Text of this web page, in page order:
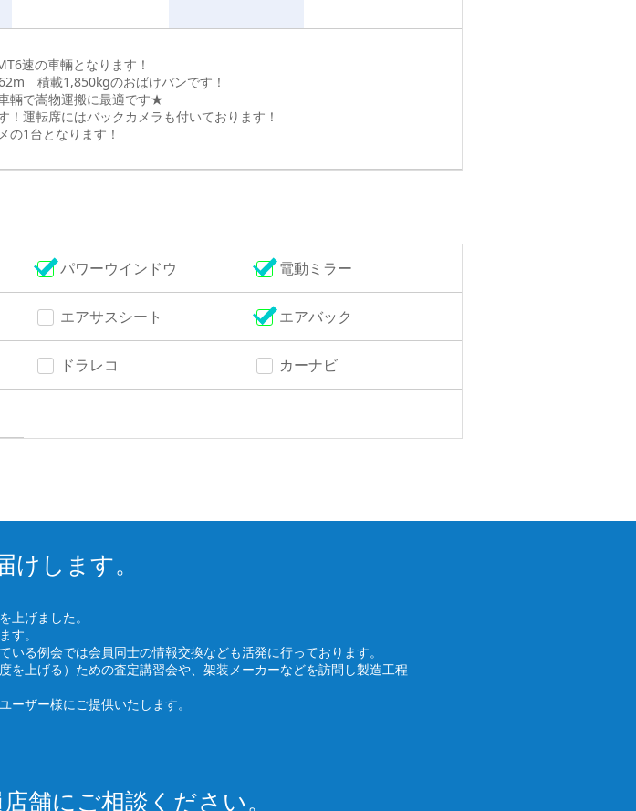
速の車輛となります！
積載1,850kgのおばけバンです！
輛で嵩物運搬に最適です★
運転席にはバックカメラも付いております！
の1台となります！
パワーウインドウ 電動ミラー
エアサスシート エアバック
ドラレコ カーナビ
します。
上げました。
す。
る例会では会員同士の情報交換なども活発に行っております。
を上げる）ための査定講習会や、架装メーカーなどを訪問し製造工程
ザー様にご提供いたします。
舗にご相談ください。